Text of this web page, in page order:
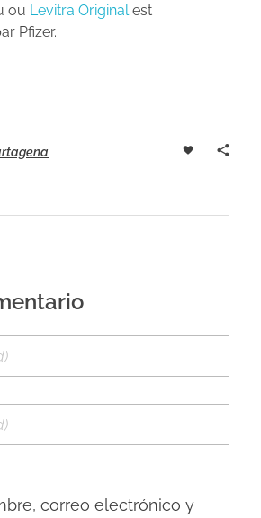
ou Levitra Original est
Pfizer.
correo electrónico y